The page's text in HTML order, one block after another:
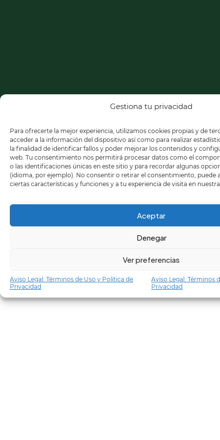
Gestiona tu privacidad
Para ofrecerte la mejor experiencia, utilizamos cookies propias y de
acceder a la información del dispositivo así como para realizar
la finalidad de identificar fallos y poder mejorar los contenidos y
web. Tu consentimiento nos permitirá procesar datos como el
o las identificaciones únicas en este sitio y para recordar algunas
(idioma, por ejemplo). No consentir o retirar el consentimiento, puede
ciertas características y funciones y a tu experiencia de visita en
Aceptar
Denegar
Ver preferencias
Aviso Legal: Términos de Uso y Política de
Privacidad
Aviso Legal: Términos
Privacidad